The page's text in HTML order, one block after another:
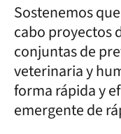
Sostenemos
cabo proyectos
conjuntas de
veterinaria y
forma rápida y
emergente de